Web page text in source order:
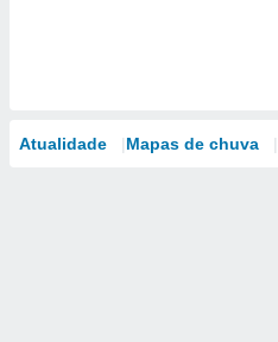
Atualidade Mapas de chuva